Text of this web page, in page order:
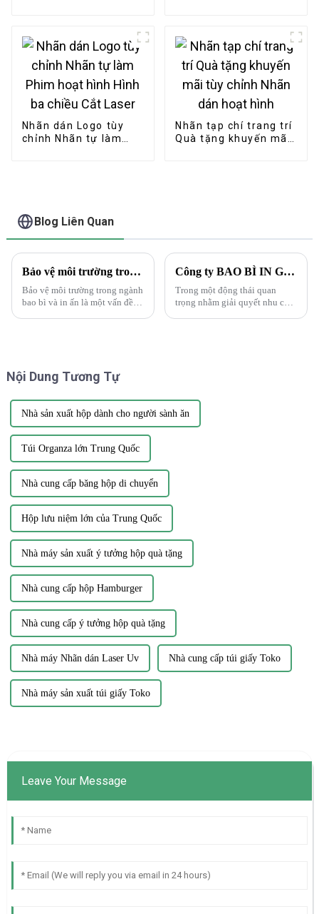
Nhãn dán Logo tùy
chỉnh Nhãn tự làm
Nhãn tạp chí trang trí
Quà tặng khuyến mãi
Blog Liên Quan
Bảo vệ môi trường trong ngành bao bì và in ấn
Bảo vệ môi trường trong ngành
bao bì và in ấn là một vấn đề
Công ty BAO BÌ IN GUOPENG ra mắt các giải pháp đóng gói mang tính cách mạng nhằm đáp ứng nhu cầu ngày càng tăng của thị trường
Trong một động thái quan
trọng nhằm giải quyết nhu cầu
Nội Dung Tương Tự
Nhà sản xuất hộp dành cho người sành ăn
Túi Organza lớn Trung Quốc
Nhà cung cấp băng hộp di chuyển
Hộp lưu niệm lớn của Trung Quốc
Nhà máy sản xuất ý tưởng hộp quà tặng
Nhà cung cấp hộp Hamburger
Nhà cung cấp ý tưởng hộp quà tặng
Nhà máy Nhãn dán Laser Uv Nhà cung cấp túi giấy Toko
Nhà máy sản xuất túi giấy Toko
Leave Your Message